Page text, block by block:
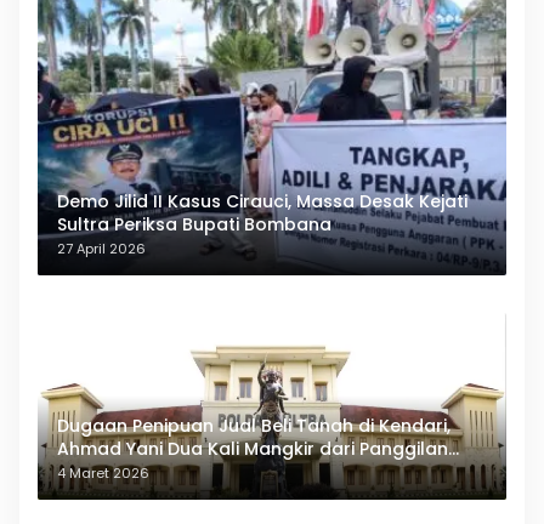
Demo Jilid II Kasus Cirauci, Massa Desak Kejati
Sultra Periksa Bupati Bombana
27 April 2026
Dugaan Penipuan Jual Beli Tanah di Kendari,
Ahmad Yani Dua Kali Mangkir dari Panggilan
Polda Sultra
4 Maret 2026